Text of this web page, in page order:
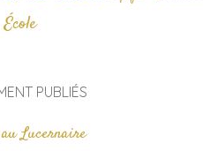
École
PUBLIÉS
Lucernaire